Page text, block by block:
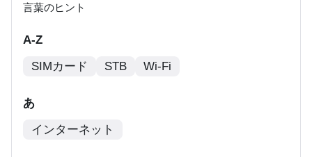
言葉のヒント
A-Z
SIMカード
STB Wi-Fi
あ
インターネット